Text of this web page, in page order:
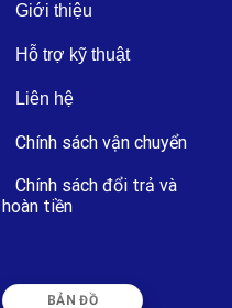
Giới thiệu
Hỗ trợ kỹ thuật
Liên hệ
Chính sách vận chuyển
Chính sách đổi trả và
hoàn tiền
BẢN ĐỒ